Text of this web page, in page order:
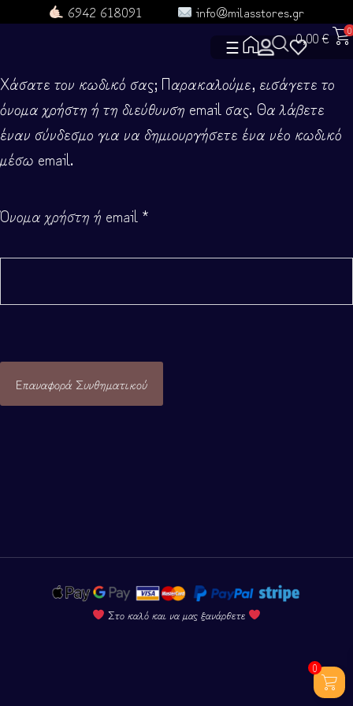
6942 618091 info@milasstores.gr
☰
ΑΡΧΙΚΗ
0,00€ 0
Χάσατε τον κωδικό σας; Παρακαλούμε, εισάγετε το
όνομα χρήστη ή τη διεύθυνση email σας. Θα λάβετε
έναν σύνδεσμο για να δημιουργήσετε ένα νέο κωδικό
μέσω email.
Όνομα χρήστη ή email *
Επαναφορά Συνθηματικού
Στο καλό και να μας ξανάρθετε
0